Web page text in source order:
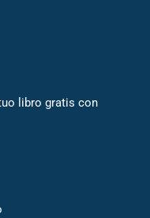
libro gratis con